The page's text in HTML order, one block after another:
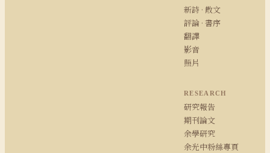
新詩 · 散文
評論 · 書序
翻譯
影音
照片
RESEARCH
研究報告
期刊論文
余學研究
余光中粉絲專頁